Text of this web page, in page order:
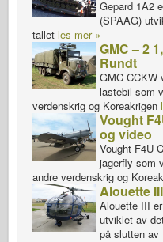
Gepard 1A2
(SPAAG)
tallet les mer »
GMC – 2
Rundt
GMC CCKW
lastebil som
verdenskrig og Koreakrigen
Vought
og video
Vought F4U
jagerfly som
andre verdenskrig og
Alouette
Alouette III
utviklet av
på slutten av